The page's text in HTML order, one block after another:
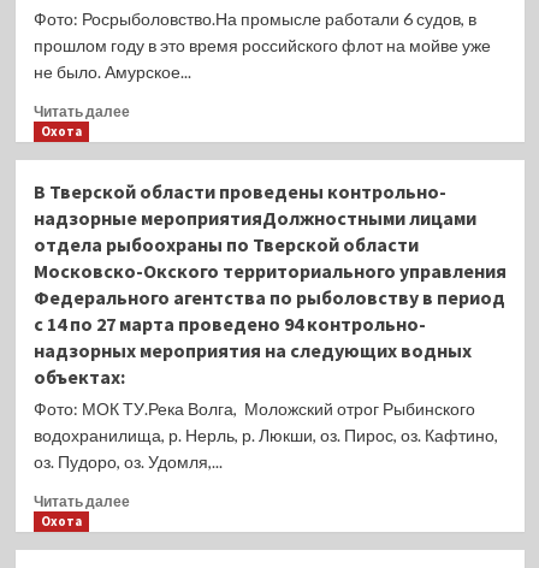
Фото: Росрыболовство.На промысле работали 6 судов, в
прошлом году в это время российского флот на мойве уже
не было. Амурское...
Читать далееПрочитать
рыбаков
Севера
и
ВостокаВ
Росрыболовстве
что
к
марта
Баренцевом
море
российские
Охота
В Тверской области проведены контрольно-
надзорные мероприятияДолжностными лицами
отдела рыбоохраны по Тверской области
Московско-Окского территориального управления
Федерального агентства по рыболовству в период
с 14 по 27 марта проведено 94 контрольно-
надзорных мероприятия на следующих водных
объектах:
Фото: МОК ТУ.Река Волга, Моложский отрог Рыбинского
водохранилища, р. Нерль, р. Люкши, оз. Пирос, оз. Кафтино,
оз. Пудоро, оз. Удомля,...
Читать далееПрочитать
Охота